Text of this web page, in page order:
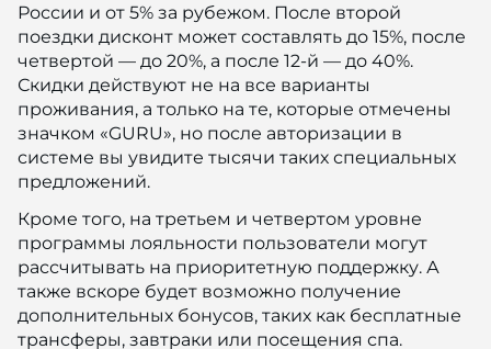
России и от 5% за рубежом. После второй
поездки дисконт может составлять до 15%, после
четвертой — до 20%, а после 12-й — до 40%.
Скидки действуют не на все варианты
проживания, а только на те, которые отмечены
значком «GURU», но после авторизации в
системе вы увидите тысячи таких специальных
предложений.
Кроме того, на третьем и четвертом уровне
программы лояльности пользователи могут
рассчитывать на приоритетную поддержку. А
также вскоре будет возможно получение
дополнительных бонусов, таких как бесплатные
трансферы, завтраки или посещения спа.